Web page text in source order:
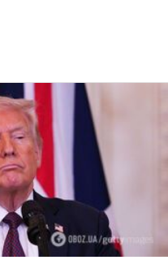
хто насправді
від російської
українським дипломата
міжнародних